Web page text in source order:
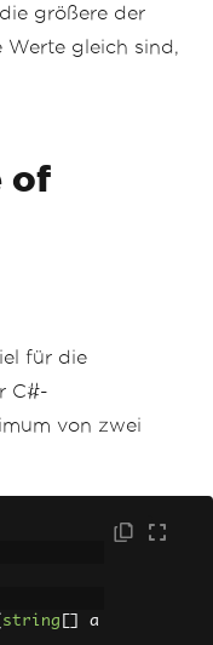
größere der
Werte gleich sind,
of
für die
C#-
von zwei
string
a